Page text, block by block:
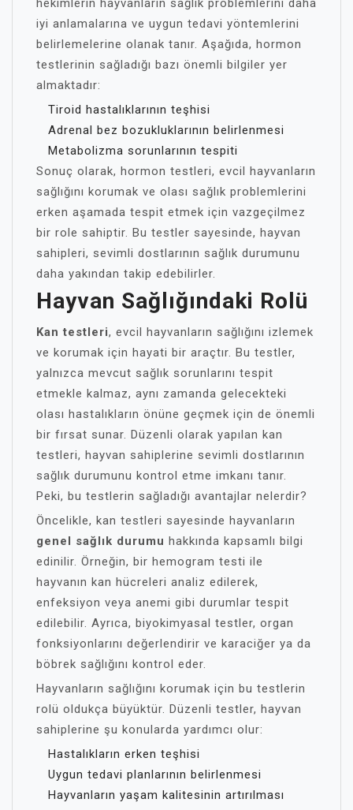
hekimlerin hayvanların sağlık problemlerini daha
iyi anlamalarına ve uygun tedavi yöntemlerini
belirlemelerine olanak tanır. Aşağıda, hormon
testlerinin sağladığı bazı önemli bilgiler yer
almaktadır:
Tiroid hastalıklarının teşhisi
Adrenal bez bozukluklarının belirlenmesi
Metabolizma sorunlarının tespiti
Sonuç olarak, hormon testleri, evcil hayvanların
sağlığını korumak ve olası sağlık problemlerini
erken aşamada tespit etmek için vazgeçilmez
bir role sahiptir. Bu testler sayesinde, hayvan
sahipleri, sevimli dostlarının sağlık durumunu
daha yakından takip edebilirler.
Hayvan Sağlığındaki Rolü
Kan testleri, evcil hayvanların sağlığını izlemek
ve korumak için hayati bir araçtır. Bu testler,
yalnızca mevcut sağlık sorunlarını tespit
etmekle kalmaz, aynı zamanda gelecekteki
olası hastalıkların önüne geçmek için de önemli
bir fırsat sunar. Düzenli olarak yapılan kan
testleri, hayvan sahiplerine sevimli dostlarının
sağlık durumunu kontrol etme imkanı tanır.
Peki, bu testlerin sağladığı avantajlar nelerdir?
Öncelikle, kan testleri sayesinde hayvanların
genel sağlık durumu hakkında kapsamlı bilgi
edinilir. Örneğin, bir hemogram testi ile
hayvanın kan hücreleri analiz edilerek,
enfeksiyon veya anemi gibi durumlar tespit
edilebilir. Ayrıca, biyokimyasal testler, organ
fonksiyonlarını değerlendirir ve karaciğer ya da
böbrek sağlığını kontrol eder.
Hayvanların sağlığını korumak için bu testlerin
rolü oldukça büyüktür. Düzenli testler, hayvan
sahiplerine şu konularda yardımcı olur:
Hastalıkların erken teşhisi
Uygun tedavi planlarının belirlenmesi
Hayvanların yaşam kalitesinin artırılması